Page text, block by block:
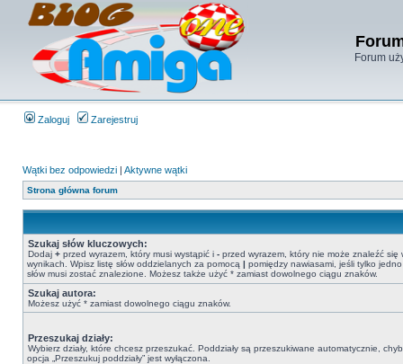
Forum
Zaloguj Zarejestruj
Wątki bez odpowiedzi | Aktywne wątki
Strona główna forum
Szukaj słów kluczowych:
Dodaj + przed wyrazem, który musi wystąpić i - przed wyrazem, który nie może znaleźć się
wynikach. Wpisz listę słów oddzielanych za pomocą | pomiędzy nawiasami, jeśli tylko
słów musi zostać znalezione. Możesz także użyć * zamiast dowolnego ciągu znaków.
Szukaj autora:
Możesz użyć * zamiast dowolnego ciągu znaków.
Przeszukaj działy:
Wybierz działy, które chcesz przeszukać. Poddziały są przeszukiwane automatycznie,
opcja „Przeszukuj poddziały” jest wyłączona.